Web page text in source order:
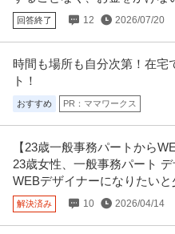
【職種】管理＞経理（財務会計） 【
などに応じ、当該求人をビズ…続きを
プラント施工管理 ／ 「60歳を
日」プラント施工管理業務スタ
サンアロウ技検株式会社
年間休日110日以上 教育充実
員属性などに応じ、当該求人…続き
法人営業 ／ 「既存営業／年休
／残業月15h／私生活も大切に
回答終了 12 2026/07/20
時間も場所も自分次第！在宅
ト！
おすすめ PR：ママワークス
【23歳一般事務パートから
23歳女性、一般事務パート
WEBデザイナーになりたいと
解決済み 10 2026/04/14